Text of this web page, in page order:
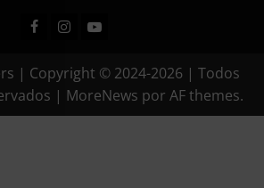
Facebook
Instagram
Youtube
| Copyright © 2024-2026 | Todos
| MoreNews por AF themes.